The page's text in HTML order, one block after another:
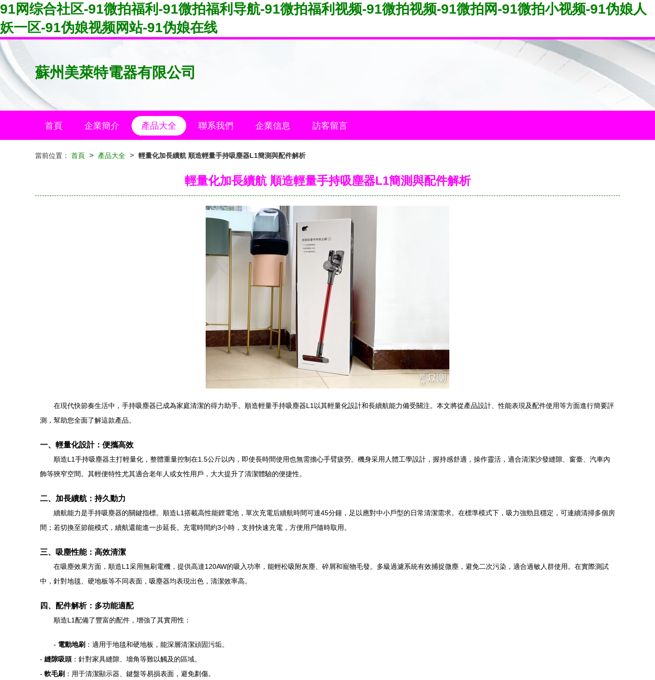
91网综合社区-91微拍福利-91微拍福利导航-91微拍福利视频-91微拍视频-91微拍网-91微拍小视频-91伪娘人
妖一区-91伪娘视频网站-91伪娘在线
蘇州美萊特電器有限公司
首頁 企業簡介 產品大全 聯系我們 企業信息 訪客留言
當前位置： 首頁 > 產品大全 > 輕量化加長續航 順造輕量手持吸塵器L1簡測與配件解析
輕量化加長續航 順造輕量手持吸塵器L1簡測與配件解析
在現代快節奏生活中，手持吸塵器已成為家庭清潔的得力助手。順造輕量手持吸塵器L1以其輕量化設計和長續航能力備受關注。本文將從產品設計、性能表現及配件使用等方面進行簡要評
測，幫助您全面了解這款產品。
一、輕量化設計：便攜高效
順造L1手持吸塵器主打輕量化，整體重量控制在1.5公斤以內，即使長時間使用也無需擔心手臂疲勞。機身采用人體工學設計，握持感舒適，操作靈活，適合清潔沙發縫隙、窗臺、汽車內
飾等狹窄空間。其輕便特性尤其適合老年人或女性用戶，大大提升了清潔體驗的便捷性。
二、加長續航：持久動力
續航能力是手持吸塵器的關鍵指標。順造L1搭載高性能鋰電池，單次充電后續航時間可達45分鐘，足以應對中小戶型的日常清潔需求。在標準模式下，吸力強勁且穩定，可連續清掃多個房
間；若切換至節能模式，續航還能進一步延長。充電時間約3小時，支持快速充電，方便用戶隨時取用。
三、吸塵性能：高效清潔
在吸塵效果方面，順造L1采用無刷電機，提供高達120AW的吸入功率，能輕松吸附灰塵、碎屑和寵物毛發。多級過濾系統有效捕捉微塵，避免二次污染，適合過敏人群使用。在實際測試
中，針對地毯、硬地板等不同表面，吸塵器均表現出色，清潔效率高。
四、配件解析：多功能適配
順造L1配備了豐富的配件，增強了其實用性：
- 電動地刷 ：適用于地毯和硬地板，能深層清潔頑固污垢。
- 縫隙吸頭 ：針對家具縫隙、墻角等難以觸及的區域。
- 軟毛刷 ：用于清潔顯示器、鍵盤等易損表面，避免劃傷。